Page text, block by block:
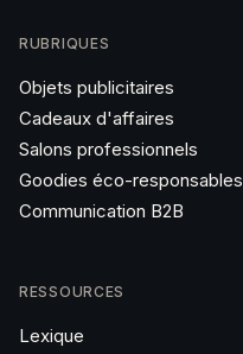
RUBRIQUES
Objets publicitaires
Cadeaux d'affaires
Salons professionnels
Goodies éco-responsables
Communication B2B
RESSOURCES
Lexique